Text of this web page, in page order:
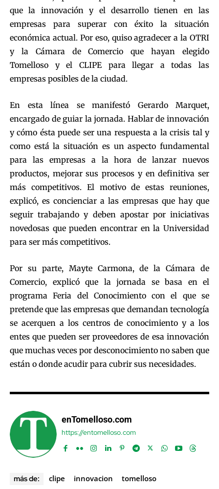
que la innovación y el desarrollo tienen en las
empresas para superar con éxito la situación
económica actual. Por eso, quiso agradecer a la OTRI
y la Cámara de Comercio que hayan elegido
Tomelloso y el CLIPE para llegar a todas las
empresas posibles de la ciudad.
En esta línea se manifestó Gerardo Marquet,
encargado de guiar la jornada. Hablar de innovación
y cómo ésta puede ser una respuesta a la crisis tal y
como está la situación es un aspecto fundamental
para las empresas a la hora de lanzar nuevos
productos, mejorar sus procesos y en definitiva ser
más competitivos. El motivo de estas reuniones,
explicó, es concienciar a las empresas que hay que
seguir trabajando y deben apostar por iniciativas
novedosas que pueden encontrar en la Universidad
para ser más competitivos.
Por su parte, Mayte Carmona, de la Cámara de
Comercio, explicó que la jornada se basa en el
programa Feria del Conocimiento con el que se
pretende que las empresas que demandan tecnología
se acerquen a los centros de conocimiento y a los
entes que pueden ser proveedores de esa innovación
que muchas veces por desconocimiento no saben que
están o donde acudir para cubrir sus necesidades.
enTomelloso.com
https://entomelloso.com
más de: clipe innovacion tomelloso